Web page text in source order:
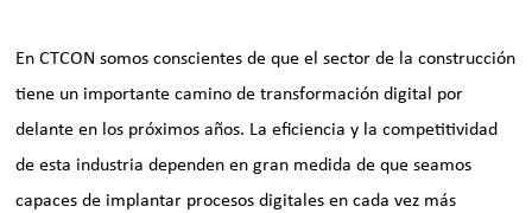
En CTCON somos conscientes de que el sector de la construcción
tiene un importante camino de transformación digital por
delante en los próximos años. La eficiencia y la competitividad
de esta industria dependen en gran medida de que seamos
capaces de implantar procesos digitales en cada vez más